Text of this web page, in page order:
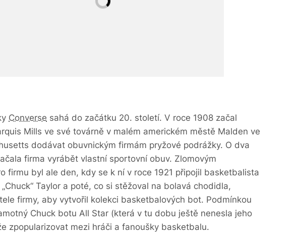
Converse sahá do začátku 20. století. V roce 1908 začal
Mills ve své továrně v malém americkém městě Malden ve
dodávat obuvnickým firmám pryžové podrážky. O dva
firma vyrábět vlastní sportovní obuv. Zlomovým
firmu byl ale den, kdy se k ní v roce 1921 připojil basketbalista
Taylor a poté, co si stěžoval na bolavá chodidla,
firmy, aby vytvořil kolekci basketbalových bot. Podmínkou
Chuck botu All Star (která v tu dobu ještě nenesla jeho
zpopularizovat mezi hráči a fanoušky basketbalu.